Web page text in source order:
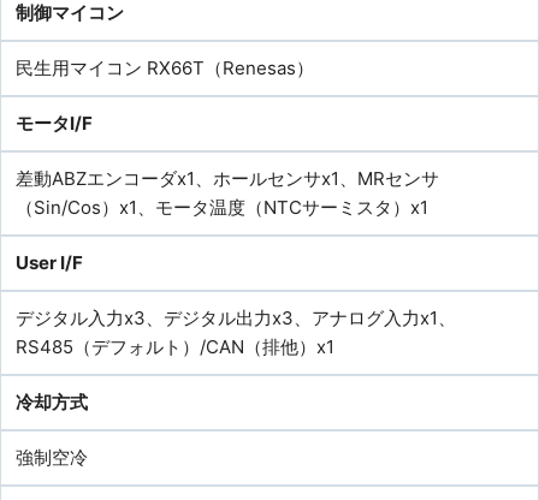
制御マイコン
民生用マイコン RX66T（Renesas）
モータI/F
差動ABZエンコーダx1、ホールセンサx1、MRセンサ
（Sin/Cos）x1、モータ温度（NTCサーミスタ）x1
User I/F
デジタル入力x3、デジタル出力x3、アナログ入力x1、
RS485（デフォルト）/CAN（排他）x1
冷却方式
強制空冷